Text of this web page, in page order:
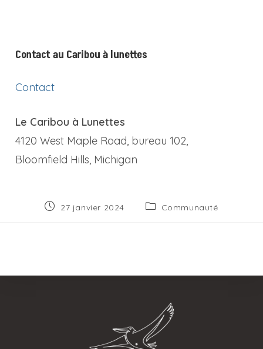
Contact au Caribou à lunettes
Contact
Le Caribou à Lunettes
4120 West Maple Road, bureau 102,
Bloomfield Hills, Michigan
Publication
27 janvier 2024
PostCommunauté